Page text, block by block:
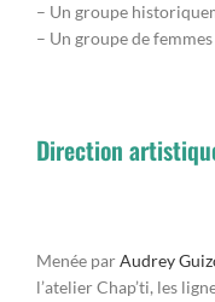
– Un groupe
– Un groupe de
Direction
Menée parAudrey
l’atelier Chap’ti, les